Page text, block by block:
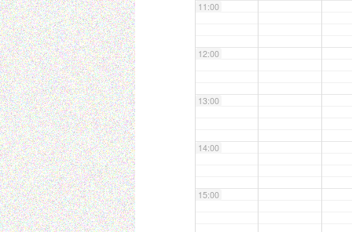
11:00
12:00
13:00
14:00
15:00